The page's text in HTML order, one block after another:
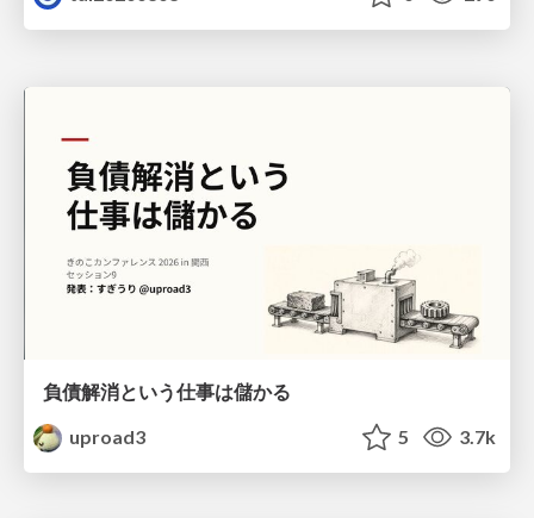
負債解消という仕事は儲かる
uproad3
5 3.7k